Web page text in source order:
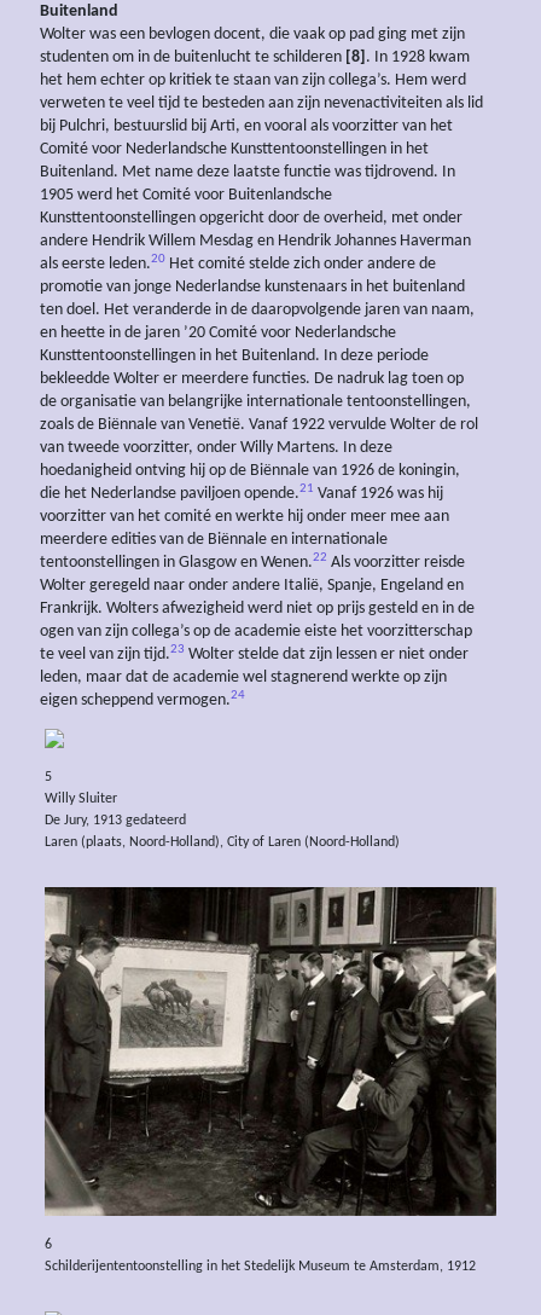
Buitenland
Wolter was een bevlogen docent, die vaak op pad ging met zijn
studenten om in de buitenlucht te schilderen [8] . In 1928 kwam
het hem echter op kritiek te staan van zijn collega’s. Hem werd
verweten te veel tijd te besteden aan zijn nevenactiviteiten als lid
bij Pulchri, bestuurslid bij Arti, en vooral als voorzitter van het
Comité voor Nederlandsche Kunsttentoonstellingen in het
Buitenland. Met name deze laatste functie was tijdrovend. In
1905 werd het Comité voor Buitenlandsche
Kunsttentoonstellingen opgericht door de overheid, met onder
andere Hendrik Willem Mesdag en Hendrik Johannes Haverman
als eerste leden.20 Het comité stelde zich onder andere de
promotie van jonge Nederlandse kunstenaars in het buitenland
ten doel. Het veranderde in de daaropvolgende jaren van naam,
en heette in de jaren ’20 Comité voor Nederlandsche
Kunsttentoonstellingen in het Buitenland. In deze periode
bekleedde Wolter er meerdere functies. De nadruk lag toen op
de organisatie van belangrijke internationale tentoonstellingen,
zoals de Biënnale van Venetië. Vanaf 1922 vervulde Wolter de rol
van tweede voorzitter, onder Willy Martens. In deze
hoedanigheid ontving hij op de Biënnale van 1926 de koningin,
die het Nederlandse paviljoen opende.21 Vanaf 1926 was hij
voorzitter van het comité en werkte hij onder meer mee aan
meerdere edities van de Biënnale en internationale
tentoonstellingen in Glasgow en Wenen.22 Als voorzitter reisde
Wolter geregeld naar onder andere Italië, Spanje, Engeland en
Frankrijk. Wolters afwezigheid werd niet op prijs gesteld en in de
ogen van zijn collega’s op de academie eiste het voorzitterschap
te veel van zijn tijd.23 Wolter stelde dat zijn lessen er niet onder
leden, maar dat de academie wel stagnerend werkte op zijn
eigen scheppend vermogen.24
5
Willy Sluiter
De Jury, 1913 gedateerd
Laren (plaats, Noord-Holland), City of Laren (Noord-Holland)
6
Schilderijententoonstelling in het Stedelijk Museum te Amsterdam, 1912